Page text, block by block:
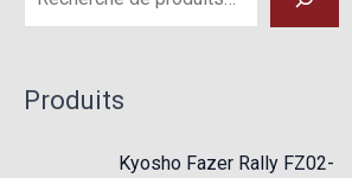
Produits
Kyosho Fazer Rally FZ02-